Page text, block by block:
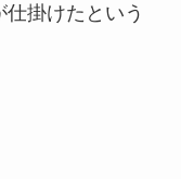
掛けたという